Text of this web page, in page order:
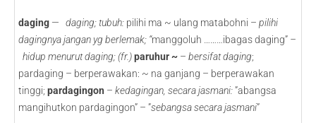
daging — daging; tubuh: pilihi ma ~ ulang matabohni – pilihi
dagingnya jangan yg berlemak; “manggoluh ………ibagas daging” –
hidup menurut daging; (fr.)paruhur ~ – bersifat daging;
pardaging – berperawakan: ~ na ganjang – berperawakan
tinggi; pardagingon – kedagingan, secara jasmani:”abangsa
mangihutkon pardagingon” – ”sebangsa secara jasmani”